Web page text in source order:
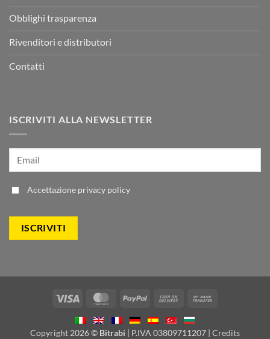
Obblighi trasparenza
Rivenditori e distributori
Contatti
ISCRIVITI ALLA NEWSLETTER
Accettazione privacy policy
Visa MasterCardPayPal
Cash
Delivery
Copyright 2026 © Bitrabi | P.IVA 03809711207 | Credits